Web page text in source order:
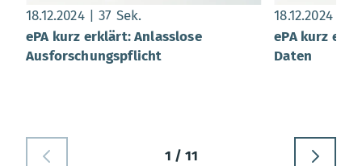
Datum:
18.12.2024 , Dauer:
37 Sek.
ePA kurz erklärt: Anlasslose
Ausforschungspflicht
Datum:
18.12.2024
ePA kurz
Daten
1 / 11